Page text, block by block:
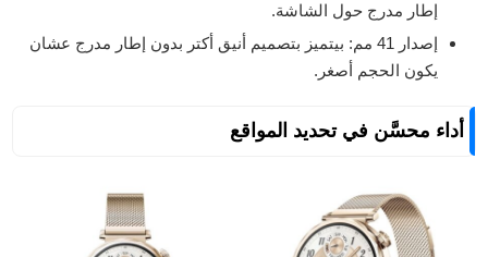
إطار مدرج حول الشاشة.
إصدار 41 مم: بيتميز بتصميم أنيق أكتر بدون إطار مدرج عشان
يكون الحجم أصغر.
أداء محسَّن في تحديد المواقع